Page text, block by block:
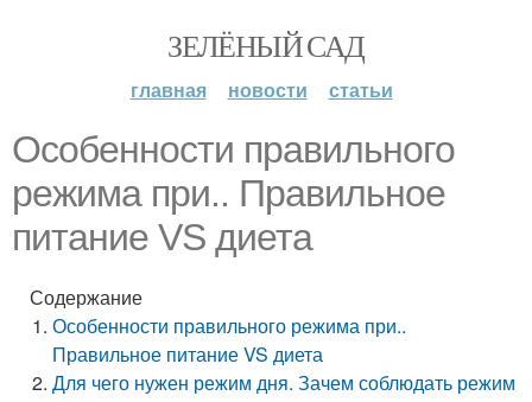
ЗЕЛЁНЫЙ САД
главная новости статьи
Особенности правильного
режима при.. Правильное
питание VS диета
Содержание
Особенности правильного режима при..
Правильное питание VS диета
Для чего нужен режим дня. Зачем соблюдать режим